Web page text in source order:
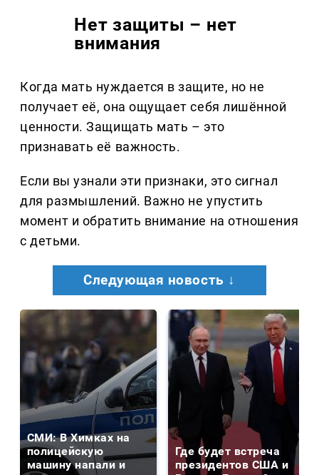
Нет защиты – нет
внимания
Когда мать нуждается в защите, но не
получает её, она ощущает себя лишённой
ценности. Защищать мать – это
признавать её важность.
Если вы узнали эти признаки, это сигнал
для размышлений. Важно не упустить
момент и обратить внимание на отношения
с детьми.
Следующая новость ↓
СМИ: В Химках на
полицейскую
машину напали и
Где будет встреча
президентов США и